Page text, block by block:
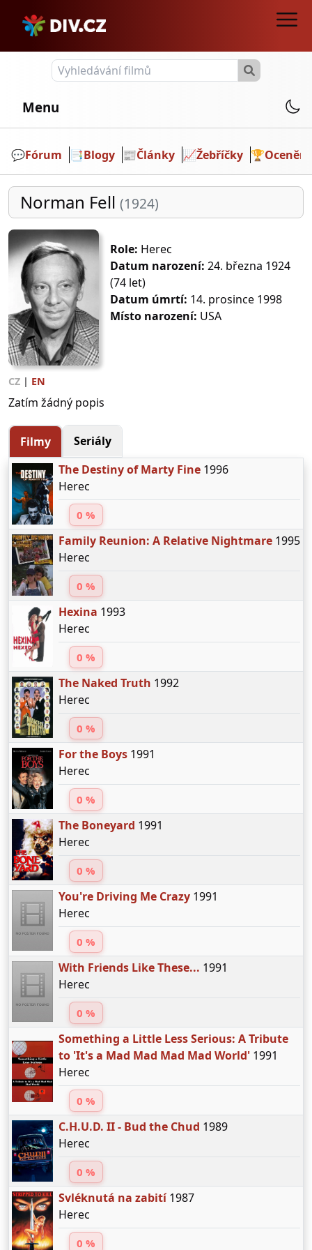
Menu
💬️Fórum 📑Blogy 📰Články 📈Žebříčky 🏆Ocenění
Norman Fell (1924)
Role: Herec
Datum narození: 24. března 1924
(74 let)
Datum úmrtí: 14. prosince 1998
Místo narození: USA
CZ | EN
Zatím žádný popis
Filmy
Seriály
The Destiny of Marty Fine1996
Herec
0 %
Family Reunion: A Relative Nightmare1995
Herec
0 %
Hexina 1993
Herec
0 %
The Naked Truth 1992
Herec
0 %
For the Boys1991
Herec
0 %
The Boneyard 1991
Herec
0 %
You're Driving Me Crazy1991
Herec
0 %
With Friends Like These... 1991
Herec
0 %
Something a Little Less Serious: A Tribute
to 'It's a Mad Mad Mad Mad World'1991
Herec
0 %
C.H.U.D. II - Bud the Chud 1989
Herec
0 %
Svléknutá na zabití1987
Herec
0 %